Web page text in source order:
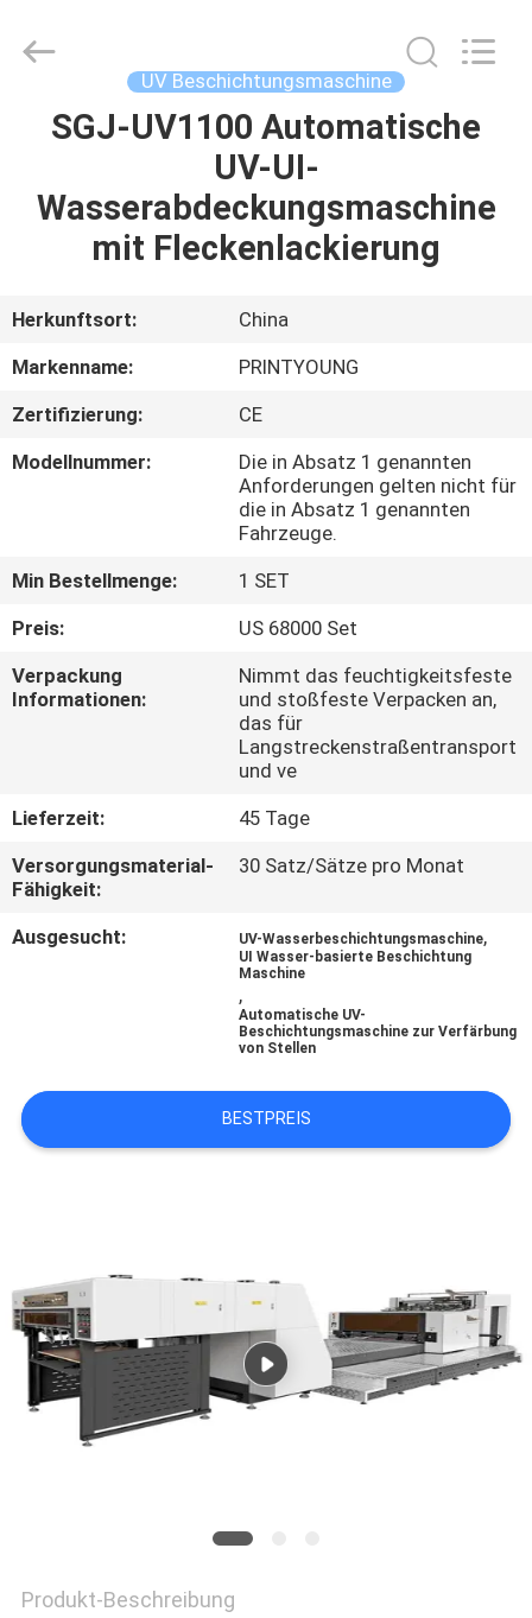
HAUS
PRODUKTE
ÜBER
FABRIK-
QUALITÄTSKONTROLLE
TRETEN
SIE
IN
VERBINDUNG
FORDERN
SITEMAP
Industry
Co.,Ltd.
UV Beschichtungsmaschine
SGJ-UV1100 Automatische
UV-UI-
Wasserabdeckungsmaschine
mit Fleckenlackierung
Herkunftsort:
China
Markenname:
PRINTYOUNG
Zertifizierung:
CE
Modellnummer:
Die in Absatz 1 genannten
Anforderungen gelten nicht für
die in Absatz 1 genannten
Fahrzeuge.
Min Bestellmenge:
1 SET
Preis:
US 68000 Set
Verpackung
Informationen:
Nimmt das feuchtigkeitsfeste
und stoßfeste Verpacken an,
das für
Langstreckenstraßentransport
und ve
Lieferzeit:
45 Tage
Versorgungsmaterial-
Fähigkeit:
30 Satz/Sätze pro Monat
Ausgesucht: UV-Wasserbeschichtungsmaschine,
UI Wasser-basierte Beschichtung
Maschine
,
Automatische UV-
Beschichtungsmaschine zur Verfärbung
von Stellen
BESTPREIS
Produkt-Beschreibung